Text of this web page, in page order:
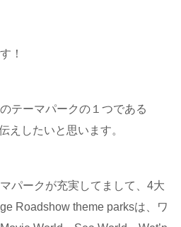
！
テーマパークの１つである
えしたいと思います。
パークが充実してまして、4大
Roadshow theme parksは、ワ